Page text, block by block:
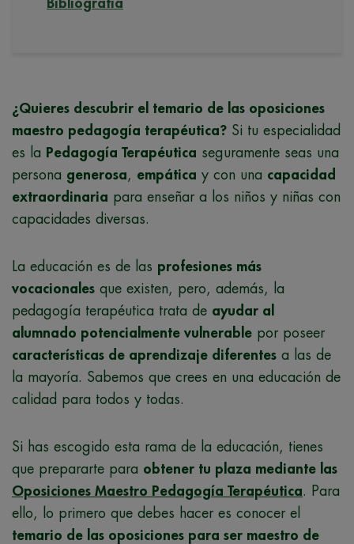
Bibliografía
¿Quieres descubrir el temario de las oposiciones
maestro pedagogía terapéutica? Si tu especialidad
es la Pedagogía Terapéutica seguramente seas una
persona generosa, empática y con una capacidad
extraordinaria para enseñar a los niños y niñas con
capacidades diversas.
La educación es de las profesiones más
vocacionales que existen, pero, además, la
pedagogía terapéutica trata de ayudar al
alumnado potencialmente vulnerable por poseer
características de aprendizaje diferentes a las de
la mayoría. Sabemos que crees en una educación de
calidad para todos y todas.
Si has escogido esta rama de la educación, tienes
que prepararte para obtener tu plaza mediante las
Oposiciones Maestro Pedagogía Terapéutica. Para
ello, lo primero que debes hacer es conocer el
temario de las oposiciones para ser maestro de